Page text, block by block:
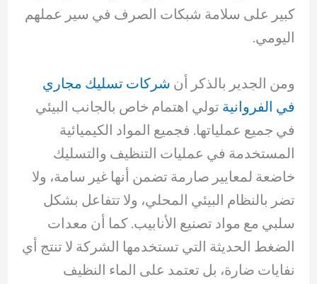
كبير على سلامة شبكات الصرف في سير عملهم
اليومي.
ومن الجدير بالذكر أن شركات تسليك مجاري
في الفروانية تولي اهتمام خاص بالجانب البيئي
في جميع عملياتها. فجميع المواد الكيميائية
المستخدمة في عمليات التنظيف والتسليك
خاضعة لمعايير صارمة تضمن أنها غير سامة، ولا
تضر بالنظام البيئي المحلي، ولا تتفاعل بشكل
سلبي مع مواد تصنيع الأنابيب. كما أن معدات
الضغط الحديثة التي تستخدمها الشركة لا تنتج أي
نفايات ضارة، بل تعتمد على الماء النظيف